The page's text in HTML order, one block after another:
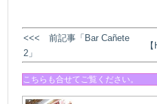
<<< 前記事「Bar Cañete
2」
こちらも合せてご覧ください。